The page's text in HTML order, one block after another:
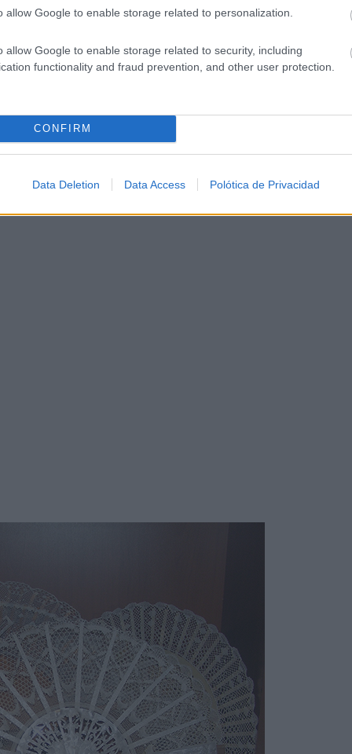
allow Google to enable storage related to personalization.
allow Google to enable storage related to security, including
functionality and fraud prevention, and other user protection.
CONFIRM
Data Deletion Data Access Polótica de Privacidad